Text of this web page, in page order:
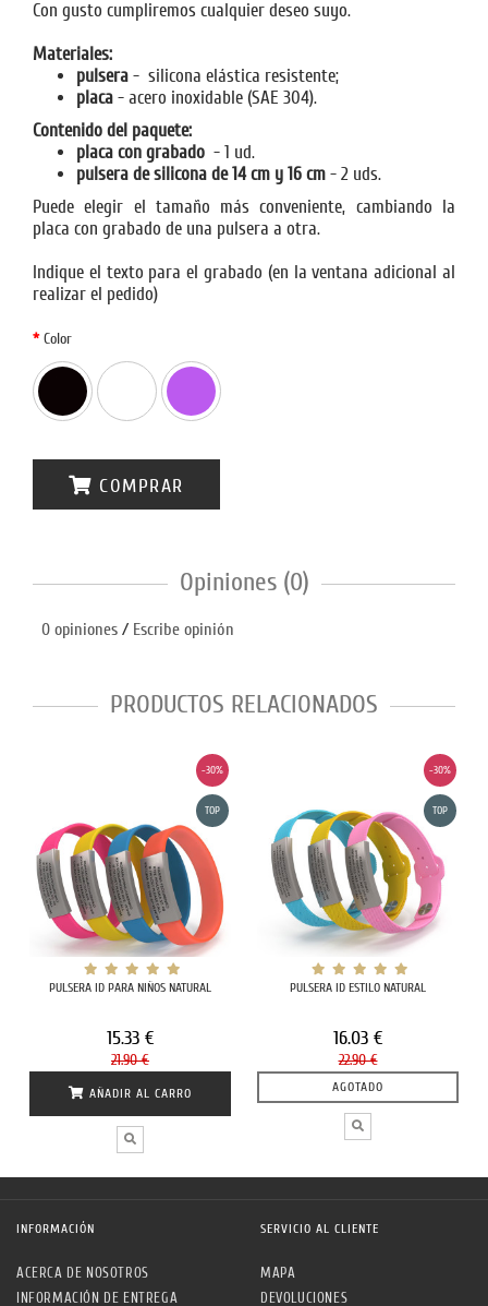
Con gusto cumpliremos cualquier deseo suyo.
Materiales:
pulsera - silicona elástica resistente;
placa - acero inoxidable (SAE 304).
Contenido del paquete:
placa con grabado - 1 ud.
pulsera de silicona de 14 cm y 16 cm - 2 uds.
Puede elegir el tamaño más conveniente, cambiando la
placa con grabado de una pulsera a otra.
Indique el texto para el grabado (en la ventana adicional al
realizar el pedido)
Color
COMPRAR
Opiniones (0)
0 opiniones / Escribe opinión
PRODUCTOS RELACIONADOS
-30%
TOP
PULSERA ID PARA NIÑOS NATURAL
15.33 €
21.90 €
AÑADIR AL CARRO
-30%
TOP
PULSERA ID ESTILO NATURAL
16.03 €
22.90 €
AGOTADO
INFORMACIÓN
ACERCA DE NOSOTROS
INFORMACIÓN DE ENTREGA
SERVICIO AL CLIENTE
MAPA
DEVOLUCIONES